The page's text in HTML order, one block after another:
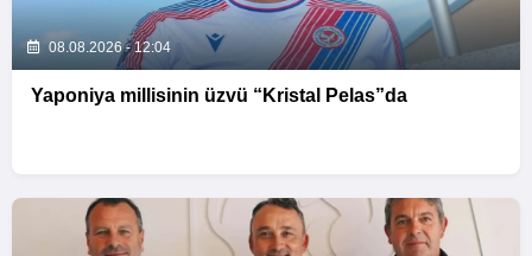
08.08.2026 - 12:04
Yaponiya millisinin üzvü “Kristal Pelas”da